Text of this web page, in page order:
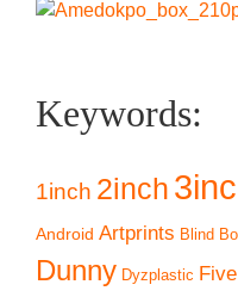
Keywords:
1inch 2inch
Android Artprints Blind
Dunny Dyzplastic